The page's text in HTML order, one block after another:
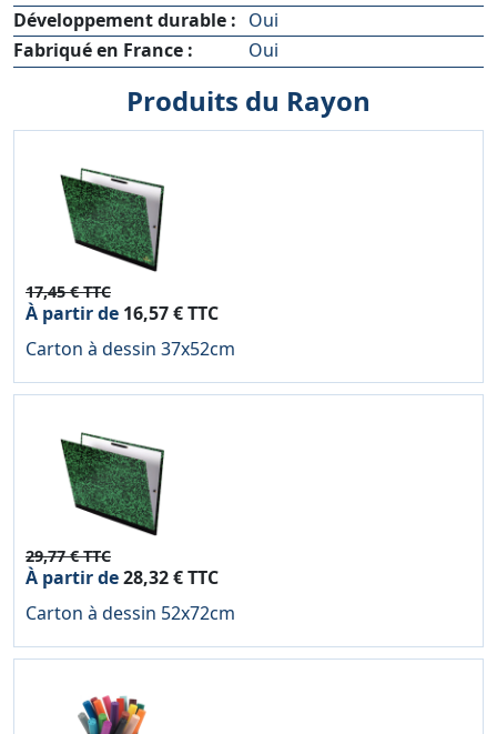
Développement durable : Oui
Fabriqué en France :
Oui
Produits du Rayon
17,45 € TTC
À partir de 16,57 € TTC
Carton à dessin 37x52cm
29,77 € TTC
À partir de28,32 € TTC
Carton à dessin 52x72cm